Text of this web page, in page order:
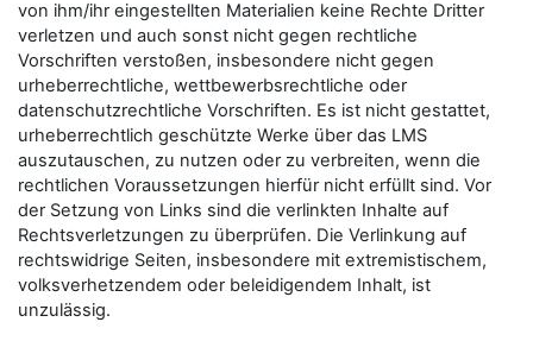
von ihm/ihr eingestellten Materialien keine Rechte Dritter
verletzen und auch sonst nicht gegen rechtliche
Vorschriften verstoßen, insbesondere nicht gegen
urheberrechtliche, wettbewerbsrechtliche oder
datenschutzrechtliche Vorschriften. Es ist nicht gestattet,
urheberrechtlich geschützte Werke über das LMS
auszutauschen, zu nutzen oder zu verbreiten, wenn die
rechtlichen Voraussetzungen hierfür nicht erfüllt sind. Vor
der Setzung von Links sind die verlinkten Inhalte auf
Rechtsverletzungen zu überprüfen. Die Verlinkung auf
rechtswidrige Seiten, insbesondere mit extremistischem,
volksverhetzendem oder beleidigendem Inhalt, ist
unzulässig.